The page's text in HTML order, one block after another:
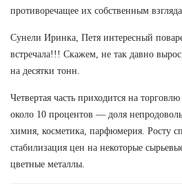
противоречащее их собственным
Сунели Иринка, Петя интересный
встречала!!! Скажем, не так давно
на десятки тонн.
Четвертая часть приходится на
около 10 процентов — доля
химия, косметика, парфюмерия. Росту
стабилизация цен на некоторые
цветные металлы.